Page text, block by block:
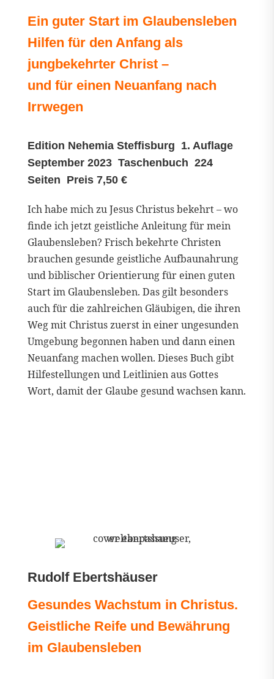
Ein guter Start im Glaubensleben
Hilfen für den Anfang als
jungbekehrter Christ –
und für einen Neuanfang nach
Irrwegen
Edition Nehemia Steffisburg 1. Auflage
September 2023 Taschenbuch 224
Seiten Preis 7,50 €
Ich habe mich zu Jesus Christus bekehrt – wo
finde ich jetzt geistliche Anleitung für mein
Glaubensleben? Frisch bekehrte Christen
brauchen gesunde geistliche Aufbaunahrung
und biblischer Orientierung für einen guten
Start im Glaubensleben. Das gilt besonders
auch für die zahlreichen Gläubigen, die ihren
Weg mit Christus zuerst in einer ungesunden
Umgebung begonnen haben und dann einen
Neuanfang machen wollen. Dieses Buch gibt
Hilfestellungen und Leitlinien aus Gottes
Wort, damit der Glaube gesund wachsen kann.
Rudolf Ebertshäuser
Gesundes Wachstum in Christus.
Geistliche Reife und Bewährung
im Glaubensleben